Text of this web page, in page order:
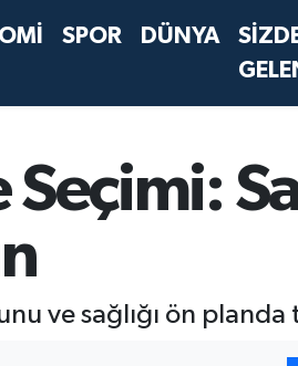
SPOR DÜNYA
ve sağlığı ön